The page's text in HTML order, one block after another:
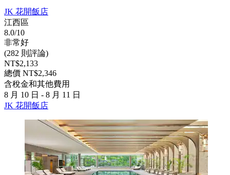
JK 花開飯店
江西區
8.0/10
非常好
(282 則評論)
NT$2,133
總價 NT$2,346
含稅金和其他費用
8 月 10 日 - 8 月 11 日
JK 花開飯店